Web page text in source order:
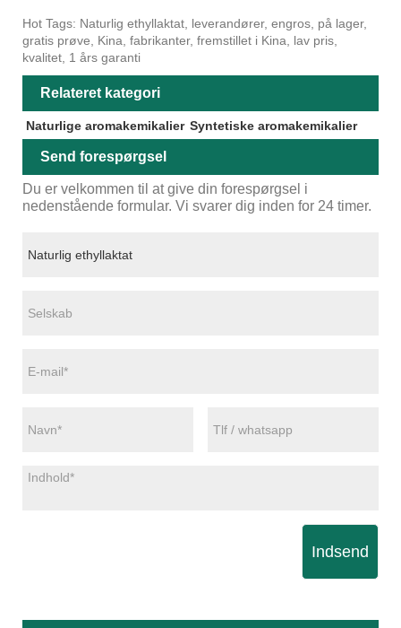
Hot Tags: Naturlig ethyllaktat, leverandører, engros, på lager,
gratis prøve, Kina, fabrikanter, fremstillet i Kina, lav pris,
kvalitet, 1 års garanti
Relateret kategori
Naturlige aromakemikalier Syntetiske aromakemikalier
Send forespørgsel
Du er velkommen til at give din forespørgsel i
nedenstående formular. Vi svarer dig inden for 24 timer.
Indsend